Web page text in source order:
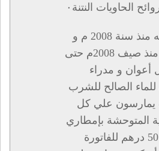
الحاويات النتنة٠
أحيطكم علما أنه منذ سنة 2008 م و
بالتحيد ، زمنيا ؛ منذ صيف 2008م حتى
أعوان و مدراء
الصالح للشرب
يمارسون علي كل
المتوحشة بإمطاري
على آداء قرابة 50 درهم للفاتورة